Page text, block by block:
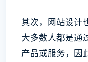
其次，网站设计
大多数人都是通
产品或服务，因